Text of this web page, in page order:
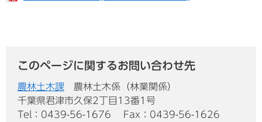
このページに関するお問い合わせ先
農林土木課
農林土木係（林業関係）
千葉県君津市久保2丁目13番1号
Tel：0439-56-1676
Fax：0439-56-1626